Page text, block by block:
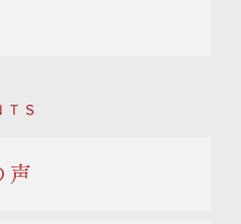
Contents
お客様の声